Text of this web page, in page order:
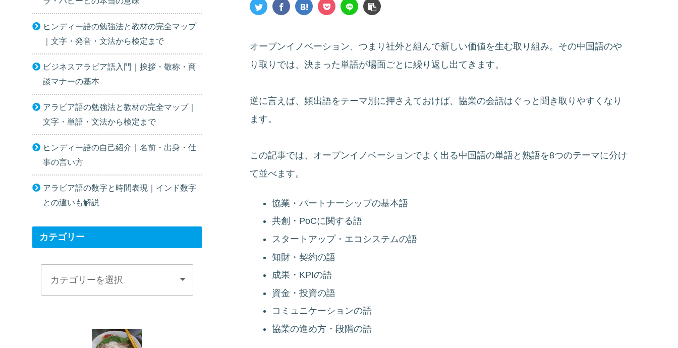
オープンイノベーション、つまり社外と組んで新しい価値を生む取り組み。その中国語のや
り取りでは、決まった単語が場面ごとに繰り返し出てきます。
逆に言えば、頻出語をテーマ別に押さえておけば、協業の会話はぐっと聞き取りやすくなり
ます。
この記事では、オープンイノベーションでよく出る中国語の単語と熟語を8つのテーマに分け
て並べます。
協業・パートナーシップの基本語
共創・PoCに関する語
スタートアップ・エコシステムの語
知財・契約の語
成果・KPIの語
資金・投資の語
コミュニケーションの語
協業の進め方・段階の語
ヒンディー語の勉強法と教材の完全マップ
｜文字・発音・文法から検定まで
ビジネスアラビア語入門｜挨拶・敬称・商
談マナーの基本
アラビア語の勉強法と教材の完全マップ｜
文字・単語・文法から検定まで
ヒンディー語の自己紹介｜名前・出身・仕
事の言い方
アラビア語の数字と時間表現｜インド数字
との違いも解説
カテゴリー